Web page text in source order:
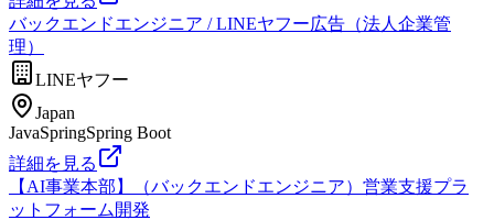
バックエンドエンジニア / LINEヤフー広告（法人企業管
理）
LINEヤフー
Japan
JavaSpringSpring Boot
詳細を見る
【AI事業本部】（バックエンドエンジニア）営業支援プラ
ットフォーム開発